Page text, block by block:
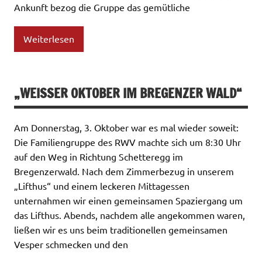
Ankunft bezog die Gruppe das gemütliche
Weiterlesen
„WEISSER OKTOBER IM BREGENZER WALD“
Am Donnerstag, 3. Oktober war es mal wieder soweit:
Die Familiengruppe des RWV machte sich um 8:30 Uhr
auf den Weg in Richtung Schetteregg im
Bregenzerwald. Nach dem Zimmerbezug in unserem
„Lifthus“ und einem leckeren Mittagessen
unternahmen wir einen gemeinsamen Spaziergang um
das Lifthus. Abends, nachdem alle angekommen waren,
ließen wir es uns beim traditionellen gemeinsamen
Vesper schmecken und den